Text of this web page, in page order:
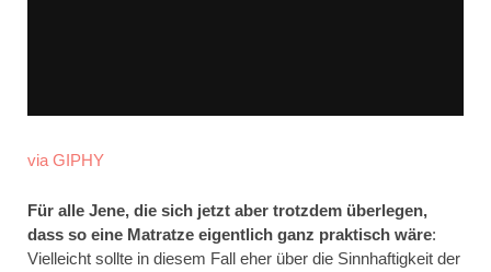
via GIPHY
Für alle Jene, die sich jetzt aber trotzdem überlegen,
dass so eine Matratze eigentlich ganz praktisch wäre:
Vielleicht sollte in diesem Fall eher über die Sinnhaftigkeit der